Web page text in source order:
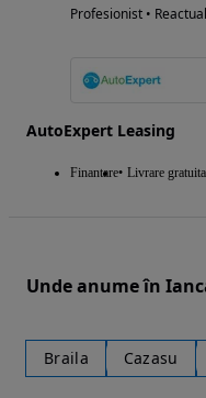
Profesionist •
AutoExpert Leasing
Finantare Livrare
Unde anume în
Braila Cazasu